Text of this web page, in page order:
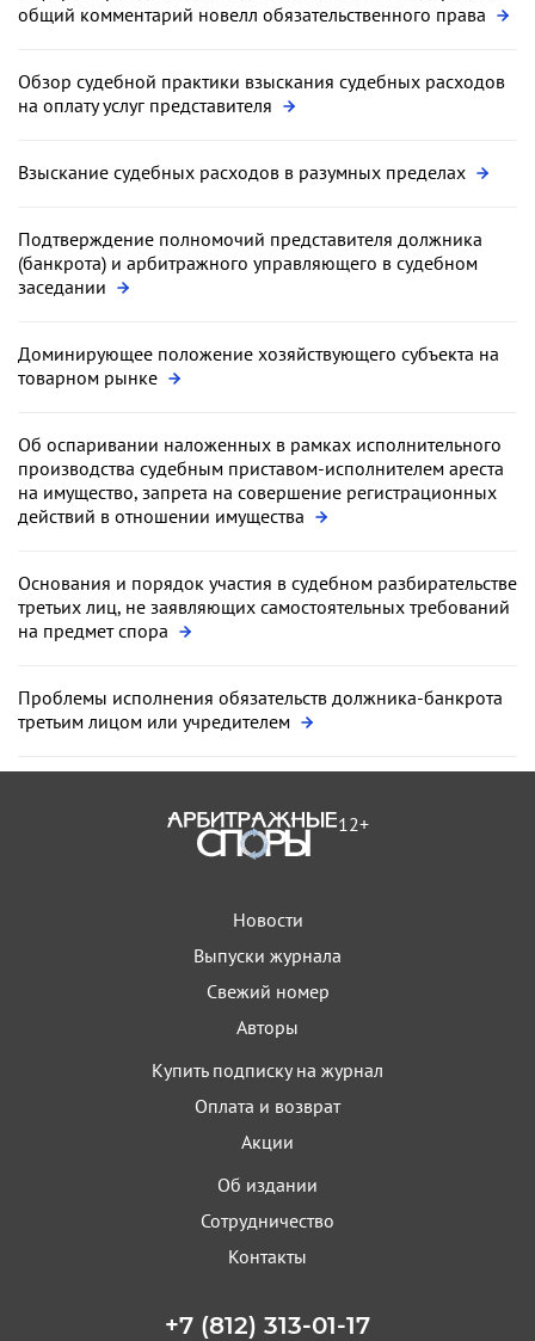
общий комментарий новелл обязательственного права
Обзор судебной практики взыскания судебных расходов
на оплату услуг представителя
Взыскание судебных расходов в разумных пределах
Подтверждение полномочий представителя должника
(банкрота) и арбитражного управляющего в судебном
заседании
Доминирующее положение хозяйствующего субъекта на
товарном рынке
Об оспаривании наложенных в рамках исполнительного
производства судебным приставом-исполнителем ареста
на имущество, запрета на совершение регистрационных
действий в отношении имущества
Основания и порядок участия в судебном разбирательстве
третьих лиц, не заявляющих самостоятельных требований
на предмет спора
Проблемы исполнения обязательств должника-банкрота
третьим лицом или учредителем
12+
Новости
Выпуски журнала
Свежий номер
Авторы
Купить подписку на журнал
Оплата и возврат
Акции
Об издании
Сотрудничество
Контакты
+7 (812) 313-01-17